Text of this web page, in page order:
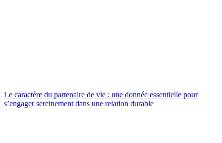
Le caractère du partenaire de vie : une donnée essentielle pour
s’engager sereinement dans une relation durable